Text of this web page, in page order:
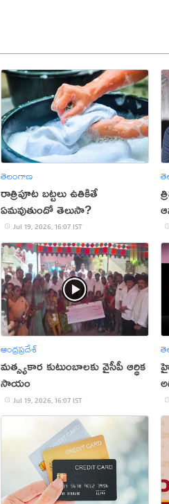
తెలంగాణ
రాత్రిపూట బట్టలు ఉతికితే
ఏమవుతుందో తెలుసా?
Jul 19, 2026, 16:07 IST
ఆంధ్రప్రదేశ్
మత్స్యకార కుటుంబాలకు వైసీపీ ఆర్థిక
సాయం
Jul 19, 2026, 16:07 IST